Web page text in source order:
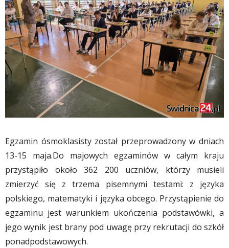
Egzamin ósmoklasisty został przeprowadzony w dniach
13-15 maja.Do majowych egzaminów w całym kraju
przystąpiło około 362 200 uczniów, którzy musieli
zmierzyć się z trzema pisemnymi testami: z języka
polskiego, matematyki i języka obcego. Przystąpienie do
egzaminu jest warunkiem ukończenia podstawówki, a
jego wynik jest brany pod uwagę przy rekrutacji do szkół
ponadpodstawowych.